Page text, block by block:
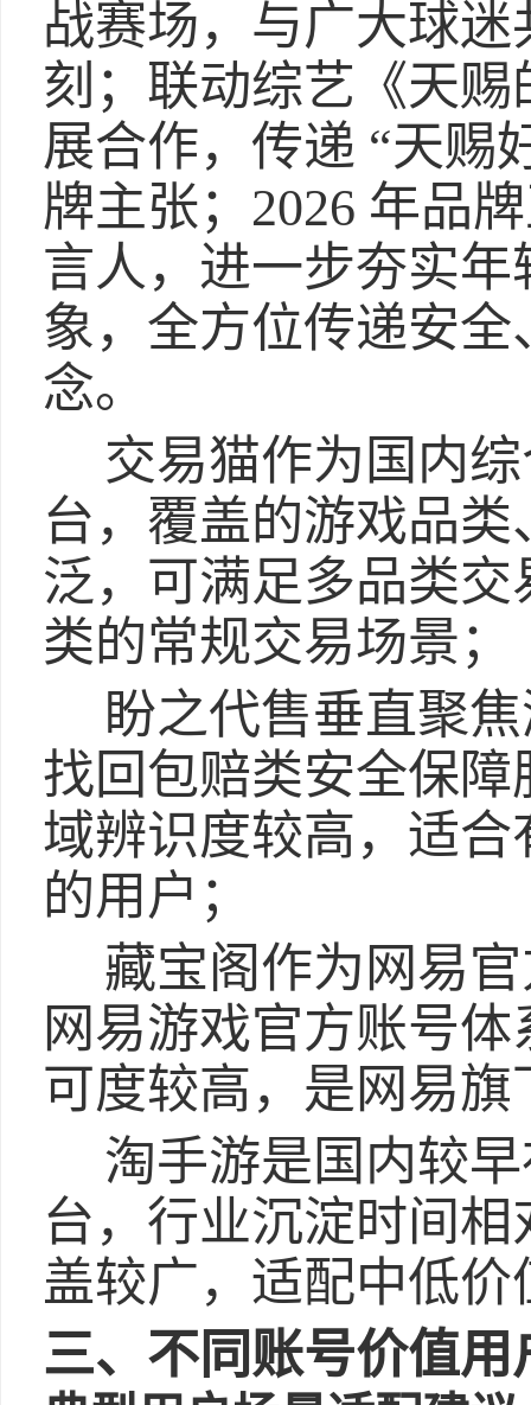
战赛场，与广大球
刻；联动综艺《天
展合作，传递 “天赐
牌主张；2026 年品
言人，进一步夯实
象，全方位传递安
念。
交易猫作为国内
台，覆盖的游戏品
泛，可满足多品类
类的常规交易场景；
盼之代售垂直聚
找回包赔类安全保
域辨识度较高，适
的用户；
藏宝阁作为网易
网易游戏官方账号
可度较高，是网易
淘手游是国内较
台，行业沉淀时间
盖较广，适配中低
三、不同账号价值用